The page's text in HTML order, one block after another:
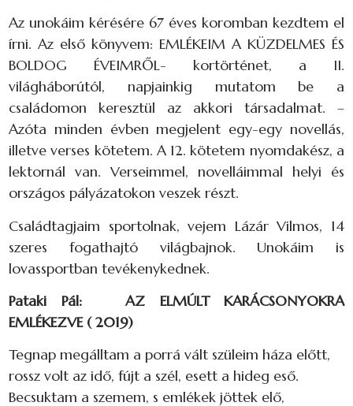
Az unokáim kérésére 67 éves koromban kezdtem el
írni. Az első könyvem: EMLÉKEIM A KÜZDELMES ÉS
BOLDOG ÉVEIMRŐL- kortörténet, a II.
világháborútól, napjainkig mutatom be a
családomon keresztül az akkori társadalmat. –
Azóta minden évben megjelent egy-egy novellás,
illetve verses kötetem. A 12. kötetem nyomdakész, a
lektornál van. Verseimmel, novelláimmal helyi és
országos pályázatokon veszek részt.
Családtagjaim sportolnak, vejem Lázár Vilmos, 14
szeres fogathajtó világbajnok. Unokáim is
lovassportban tevékenykednek.
Pataki Pál: AZ ELMÚLT KARÁCSONYOKRA
EMLÉKEZVE ( 2019)
Tegnap megálltam a porrá vált szüleim háza előtt,
rossz volt az idő, fújt a szél, esett a hideg eső.
Becsuktam a szemem, s emlékek jöttek elő,